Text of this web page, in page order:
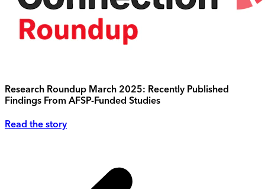
Research Roundup March 2025: Recently Published
Findings From AFSP-Funded Studies
Read the story